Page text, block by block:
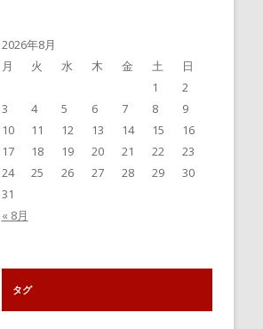
2026年8月
月
火 水 木 金 土
日
1
2
3
4 5 6 7 8
9
10
11 12 13 14 15
16
17
18 19 20 21 22
23
24
25 26 27 28 29
30
31
« 8月
タグ